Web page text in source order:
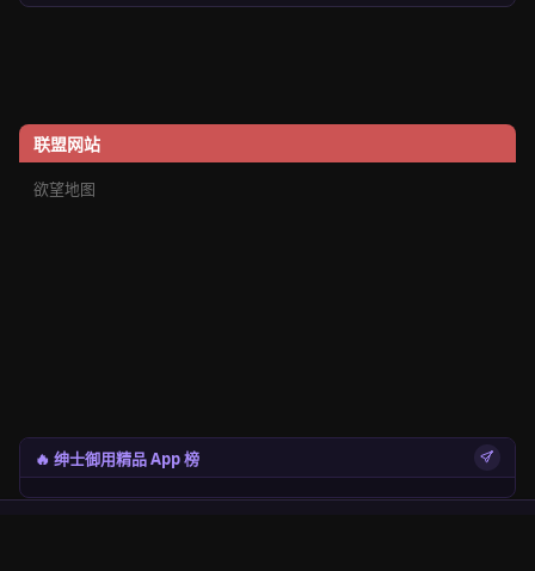
联盟网站
欲望地图
🔥 绅士御用精品 App 榜